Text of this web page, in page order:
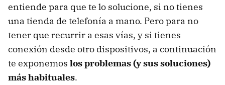
entiende para que te lo solucione, si no tienes
una tienda de telefonía a mano. Pero para no
tener que recurrir a esas vías, y si tienes
conexión desde otro dispositivos, a continuación
te exponemos los problemas (y sus soluciones)
más habituales.